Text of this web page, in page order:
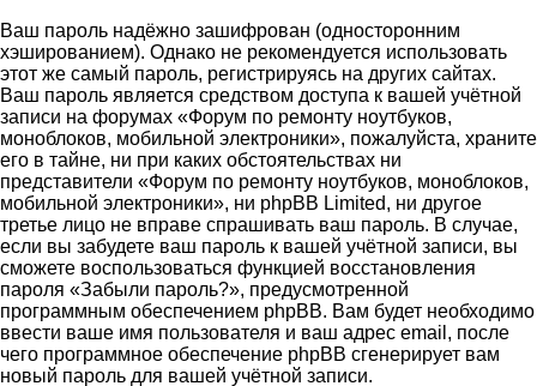
Ваш пароль надёжно зашифрован (односторонним
хэшированием). Однако не рекомендуется использовать
этот же самый пароль, регистрируясь на других сайтах.
Ваш пароль является средством доступа к вашей учётной
записи на форумах «Форум по ремонту ноутбуков,
моноблоков, мобильной электроники», пожалуйста, храните
его в тайне, ни при каких обстоятельствах ни
представители «Форум по ремонту ноутбуков, моноблоков,
мобильной электроники», ни phpBB Limited, ни другое
третье лицо не вправе спрашивать ваш пароль. В случае,
если вы забудете ваш пароль к вашей учётной записи, вы
сможете воспользоваться функцией восстановления
пароля «Забыли пароль?», предусмотренной
программным обеспечением phpBB. Вам будет необходимо
ввести ваше имя пользователя и ваш адрес email, после
чего программное обеспечение phpBB сгенерирует вам
новый пароль для вашей учётной записи.